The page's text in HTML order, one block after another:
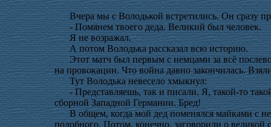
Вчера мы с Володькой встретились. Он сразу
- Помянем твоего деда. Великий был человек.
Я не возражал.
А потом Володька рассказал всю историю.
Этот матч был первым с немцами за всё
на провокации. Что война давно закончилась.
Тут Володька невесело хмыкнул:
- Представляешь, так и писали. Я, такой-то
сборной Западной Германии. Бред!
В общем, когда мой дед поменялся майками с
подобного. Потом, конечно, заговорили о